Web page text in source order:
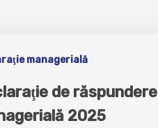
managerială
de răspundere
2025